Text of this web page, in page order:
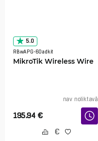
5.0
RBwAPG-60adkit
MikroTik Wireless Wire
nav noliktavā
195.94 €